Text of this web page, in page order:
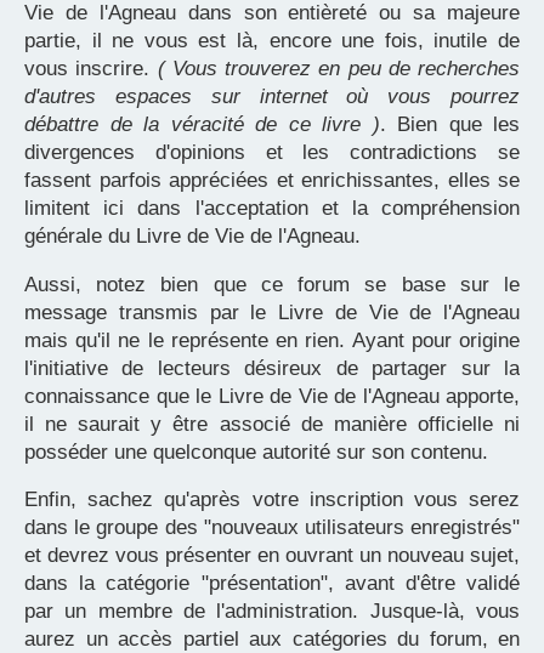
Vie de l'Agneau dans son entièreté ou sa majeure
partie, il ne vous est là, encore une fois, inutile de
vous inscrire. ( Vous trouverez en peu de recherches
d'autres espaces sur internet où vous pourrez
débattre de la véracité de ce livre ). Bien que les
divergences d'opinions et les contradictions se
fassent parfois appréciées et enrichissantes, elles se
limitent ici dans l'acceptation et la compréhension
générale du Livre de Vie de l'Agneau.
Aussi, notez bien que ce forum se base sur le
message transmis par le Livre de Vie de l'Agneau
mais qu'il ne le représente en rien. Ayant pour origine
l'initiative de lecteurs désireux de partager sur la
connaissance que le Livre de Vie de l'Agneau apporte,
il ne saurait y être associé de manière officielle ni
posséder une quelconque autorité sur son contenu.
Enfin, sachez qu'après votre inscription vous serez
dans le groupe des "nouveaux utilisateurs enregistrés"
et devrez vous présenter en ouvrant un nouveau sujet,
dans la catégorie "présentation", avant d'être validé
par un membre de l'administration. Jusque-là, vous
aurez un accès partiel aux catégories du forum, en